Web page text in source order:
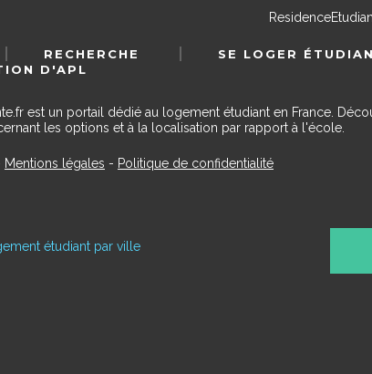
RECHERCHE SE LOGER
D'APL
est un portail dédié au logement étudiant en France.
les options et à la localisation par rapport à l'école.
Mentions légales - Politique de confidentialité
étudiant par ville